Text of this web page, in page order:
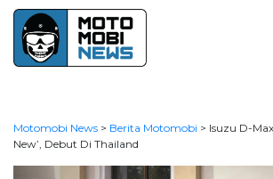
Motomobi News > Berita Motomobi > Isuzu D-
New’, Debut Di Thailand